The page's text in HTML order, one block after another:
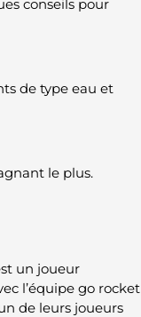
conseils pour
de type eau et
le plus.
un joueur
l’équipe go rocket
de leurs joueurs